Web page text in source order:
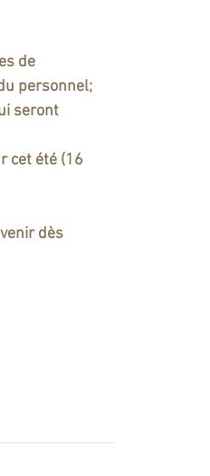
de
personnel;
seront
cet été (16
dès